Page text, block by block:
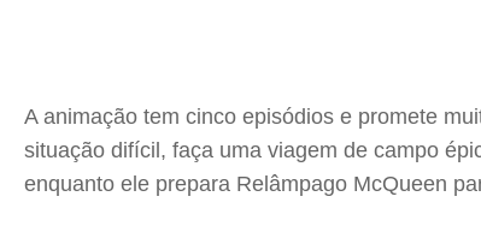
A animação tem cinco episódios e promete
situação difícil, faça uma viagem de campo
enquanto ele prepara Relâmpago McQueen